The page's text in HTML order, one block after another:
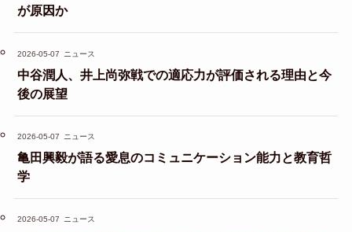
が原因か
2026-05-07 ニュース
中谷潤人、井上尚弥戦での適応力が評価される理由と今
後の展望
2026-05-07 ニュース
亀田興毅が語る愛息のコミュニケーション能力と教育哲
学
2026-05-07 ニュース